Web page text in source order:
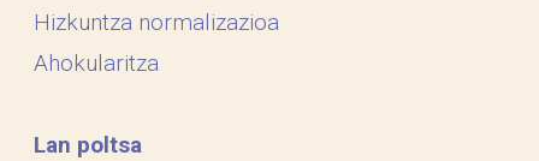
Hizkuntza normalizazioa
Ahokularitza
Lan poltsa